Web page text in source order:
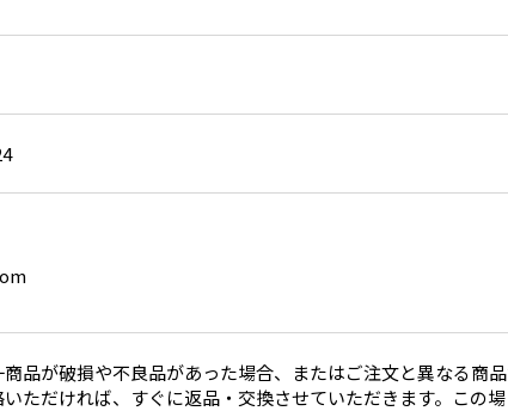
品が破損や不良品があった場合、またはご注文と異なる商
ただければ、すぐに返品・交換させていただきます。この場